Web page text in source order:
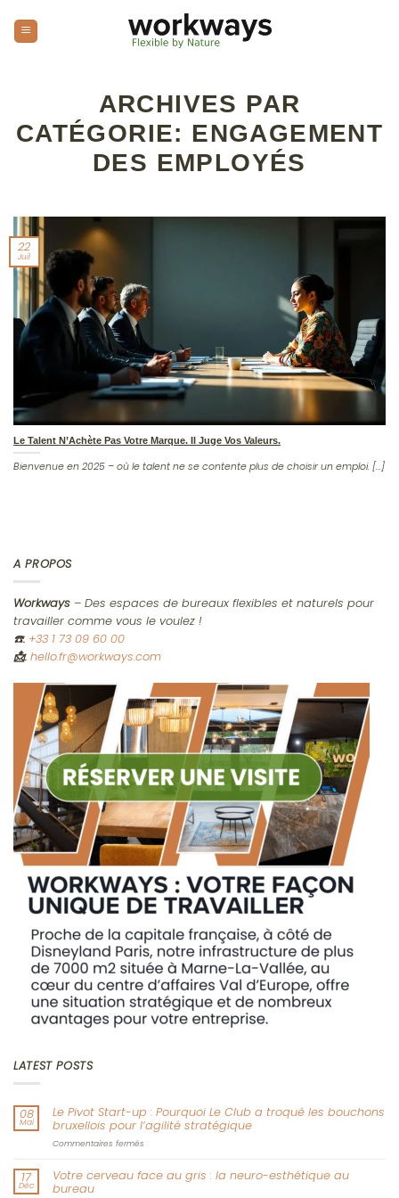
contenu
ARCHIVES PAR
CATÉGORIE: ENGAGEMENT
DES EMPLOYÉS
Le Talent N’Achète Pas Votre Marque. Il Juge Vos Valeurs.
Bienvenue en 2025 – où le talent ne se contente plus de choisir un emploi. [...]
22
Juil
A PROPOS
Workways – Des espaces de bureaux flexibles et naturels pour
travailler comme vous le voulez !
☎️: +33 1 73 09 60 00
📩: hello.fr@workways.com
LATEST POSTS
08
Mai
Le Pivot Start-up : Pourquoi Le Club a troqué les bouchons
bruxellois pour l’agilité stratégique
Commentaires fermés
Start-
17
Déc
Votre cerveau face au gris : la neuro-esthétique au
bureau